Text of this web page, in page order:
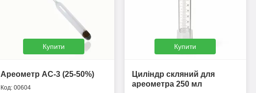
Купити
Ареометр АС-3 (25-50%)
00604
Купити
Циліндр скляний для
ареометра 250 мл